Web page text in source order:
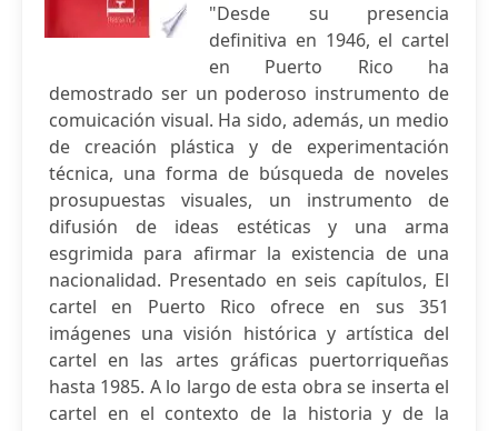
"Desde su presencia
definitiva en 1946, el cartel
en Puerto Rico ha
demostrado ser un poderoso instrumento de
comuicación visual. Ha sido, además, un medio
de creación plástica y de experimentación
técnica, una forma de búsqueda de noveles
prosupuestas visuales, un instrumento de
difusión de ideas estéticas y una arma
esgrimida para afirmar la existencia de una
nacionalidad. Presentado en seis capítulos, El
cartel en Puerto Rico ofrece en sus 351
imágenes una visión histórica y artística del
cartel en las artes gráficas puertorriqueñas
hasta 1985. A lo largo de esta obra se inserta el
cartel en el contexto de la historia y de la